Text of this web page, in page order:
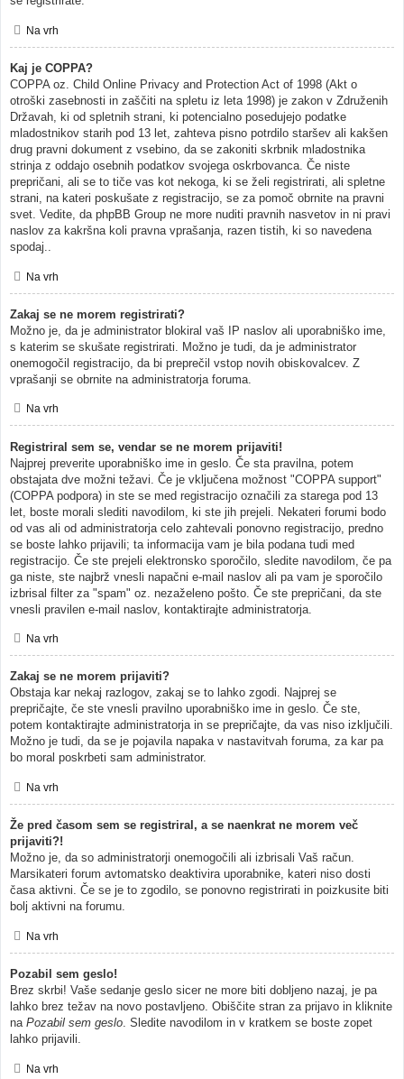
Na vrh
Kaj je COPPA?
COPPA oz. Child Online Privacy and Protection Act of 1998 (Akt o
otroški zasebnosti in zaščiti na spletu iz leta 1998) je zakon v Združenih
Državah, ki od spletnih strani, ki potencialno posedujejo podatke
mladostnikov starih pod 13 let, zahteva pisno potrdilo staršev ali kakšen
drug pravni dokument z vsebino, da se zakoniti skrbnik mladostnika
strinja z oddajo osebnih podatkov svojega oskrbovanca. Če niste
prepričani, ali se to tiče vas kot nekoga, ki se želi registrirati, ali spletne
strani, na kateri poskušate z registracijo, se za pomoč obrnite na pravni
svet. Vedite, da phpBB Group ne more nuditi pravnih nasvetov in ni pravi
naslov za kakršna koli pravna vprašanja, razen tistih, ki so navedena
spodaj..
Na vrh
Zakaj se ne morem registrirati?
Možno je, da je administrator blokiral vaš IP naslov ali uporabniško ime,
s katerim se skušate registrirati. Možno je tudi, da je administrator
onemogočil registracijo, da bi preprečil vstop novih obiskovalcev. Z
vprašanji se obrnite na administratorja foruma.
Na vrh
Registriral sem se, vendar se ne morem prijaviti!
Najprej preverite uporabniško ime in geslo. Če sta pravilna, potem
obstajata dve možni težavi. Če je vključena možnost "COPPA support"
(COPPA podpora) in ste se med registracijo označili za starega pod 13
let, boste morali slediti navodilom, ki ste jih prejeli. Nekateri forumi bodo
od vas ali od administratorja celo zahtevali ponovno registracijo, predno
se boste lahko prijavili; ta informacija vam je bila podana tudi med
registracijo. Če ste prejeli elektronsko sporočilo, sledite navodilom, če pa
ga niste, ste najbrž vnesli napačni e-mail naslov ali pa vam je sporočilo
izbrisal filter za "spam" oz. nezaželeno pošto. Če ste prepričani, da ste
vnesli pravilen e-mail naslov, kontaktirajte administratorja.
Na vrh
Zakaj se ne morem prijaviti?
Obstaja kar nekaj razlogov, zakaj se to lahko zgodi. Najprej se
prepričajte, če ste vnesli pravilno uporabniško ime in geslo. Če ste,
potem kontaktirajte administratorja in se prepričajte, da vas niso izključili.
Možno je tudi, da se je pojavila napaka v nastavitvah foruma, za kar pa
bo moral poskrbeti sam administrator.
Na vrh
Že pred časom sem se registriral, a se naenkrat ne morem več
prijaviti?!
Možno je, da so administratorji onemogočili ali izbrisali Vaš račun.
Marsikateri forum avtomatsko deaktivira uporabnike, kateri niso dosti
časa aktivni. Če se je to zgodilo, se ponovno registrirati in poizkusite biti
bolj aktivni na forumu.
Na vrh
Pozabil sem geslo!
Brez skrbi! Vaše sedanje geslo sicer ne more biti dobljeno nazaj, je pa
lahko brez težav na novo postavljeno. Obiščite stran za prijavo in kliknite
na Pozabil sem geslo. Sledite navodilom in v kratkem se boste zopet
lahko prijavili.
Na vrh